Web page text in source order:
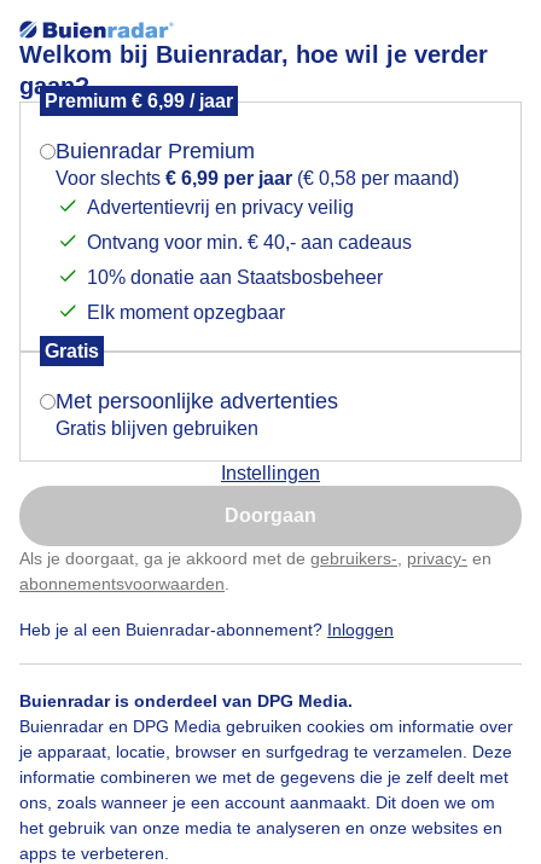
Welkom bij Buienradar, hoe wil je verder
gaan?
Premium € 6,99 / jaar
Buienradar Premium
Voor slechts € 6,99 per jaar (€ 0,58 per maand)
Advertentievrij en privacy veilig
Ontvang voor min. € 40,- aan cadeaus
10% donatie aan Staatsbosbeheer
Elk moment opzegbaar
Gratis
Met persoonlijke advertenties
Gratis blijven gebruiken
Instellingen
Doorgaan
Als je doorgaat, ga je akkoord met de gebruikers- privacy- en
abonnementsvoorwaarden
Heb je al een Buienradar-abonnement? Inloggen
Buienradar is onderdeel van DPG Media.
Buienradar en DPG Media gebruiken cookies om informatie over
je apparaat, locatie, browser en surfgedrag te verzamelen. Deze
informatie combineren we met de gegevens die je zelf deelt met
ons, zoals wanneer je een account aanmaakt. Dit doen we om
het gebruik van onze media te analyseren en onze websites en
apps te verbeteren.
Muziek in de tuin.
verschillende locaties treden muzikanten in tuinen
op.
Door: Cobie Reuvers Gemaakt: 09-05-2026, 52x bekeken
Bekijk slideshow
Mogen we je locatie gebruiken voor het
Indien je hier nog geen akkoord op hebt gegeven,
verschijnt er zo een pop-up uit je browser waarin
Is goed, toon de popup
Nu niet, misschien later
Klik hierom dit aan te passen